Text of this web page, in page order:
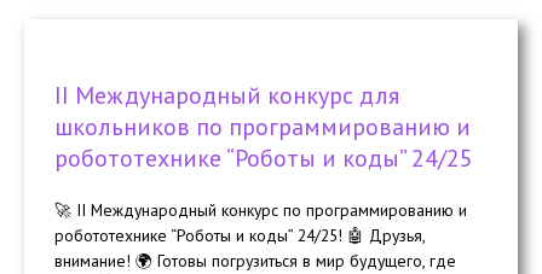
II Международный конкурс для
школьников по программированию и
робототехнике “Роботы и коды” 24/25
🚀 II Международный конкурс по программированию и
робототехнике “Роботы и коды” 24/25! 🤖 Друзья,
внимание! 🌍 Готовы погрузиться в мир будущего, где